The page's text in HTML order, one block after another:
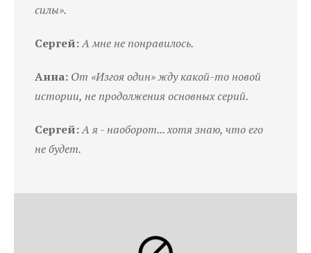
силы».
Сергей:А мне не понравилось.
Анна: От «Изгоя один» жду какой-то новой
истории, не продолжения основных серий.
Сергей:А я - наоборот... хотя знаю, что его
не будет.